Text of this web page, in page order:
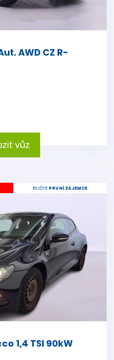
AWD CZ R-
vůz
BUĎTE PRVNÍ ZÁJEMCE
1,4 TSI 90kW